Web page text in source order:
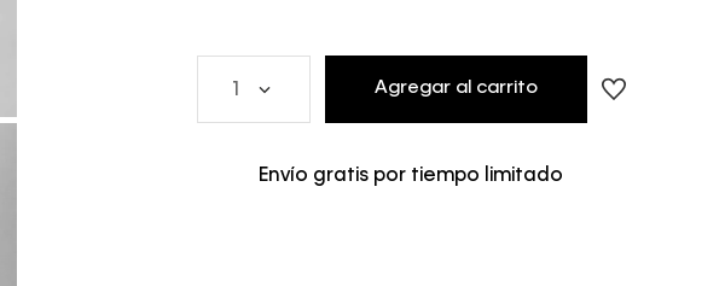
Agregar al carrito
Envío gratis por tiempo limitado